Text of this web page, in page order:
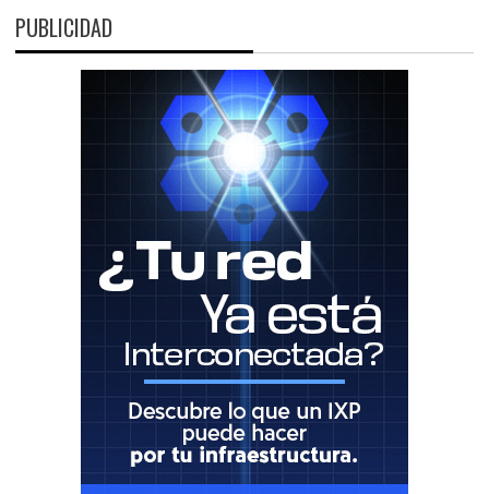
PUBLICIDAD